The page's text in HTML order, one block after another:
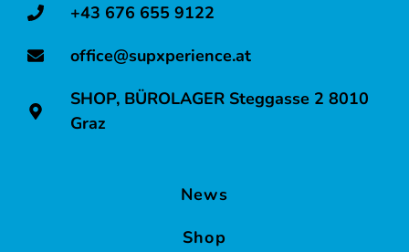
+43 676 655 9122
office@supxperience.at
SHOP, BÜROLAGER Steggasse 2 8010
Graz
News
Shop